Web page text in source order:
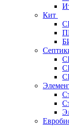
Кит